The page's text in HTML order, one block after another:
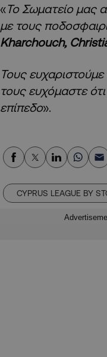
«Το Σωματείο μας
με τους
Kharchouch,
Τους
τους ευχόμαστε
επίπεδο».
CYPRUS LEAGUE BY